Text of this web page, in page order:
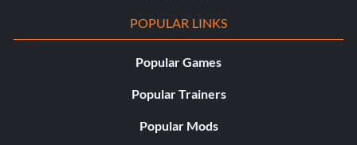
POPULAR LINKS
Popular Games
Popular Trainers
Popular Mods